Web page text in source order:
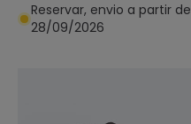
Reservar, envio a partir de
28/09/2026